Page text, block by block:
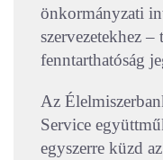
önkormányzati
szervezetekhez –
fenntarthatóság
Az
Service
egyszerre küzd